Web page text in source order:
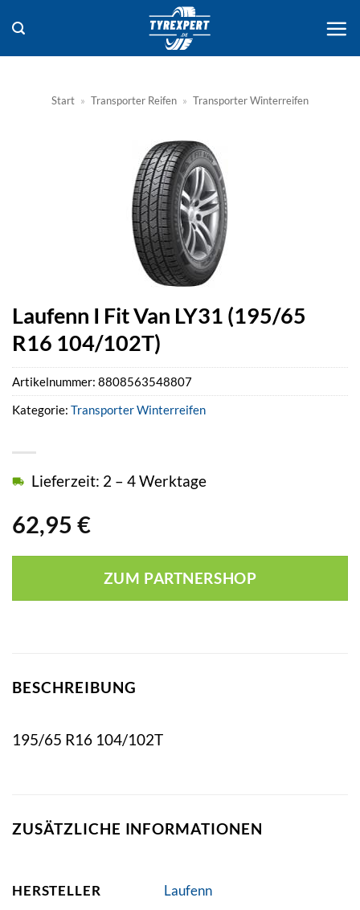
Inhalt
springen
Start » Transporter Reifen » Transporter Winterreifen
Laufenn I Fit Van LY31 (195/65
R16 104/102T)
62,95 €
Lieferzeit: 2 – 4 Werktage
ZUM PARTNERSHOP
Artikelnummer: 8808563548807
Kategorie: Transporter Winterreifen
BESCHREIBUNG
195/65 R16 104/102T
ZUSÄTZLICHE INFORMATIONEN
HERSTELLER Laufenn